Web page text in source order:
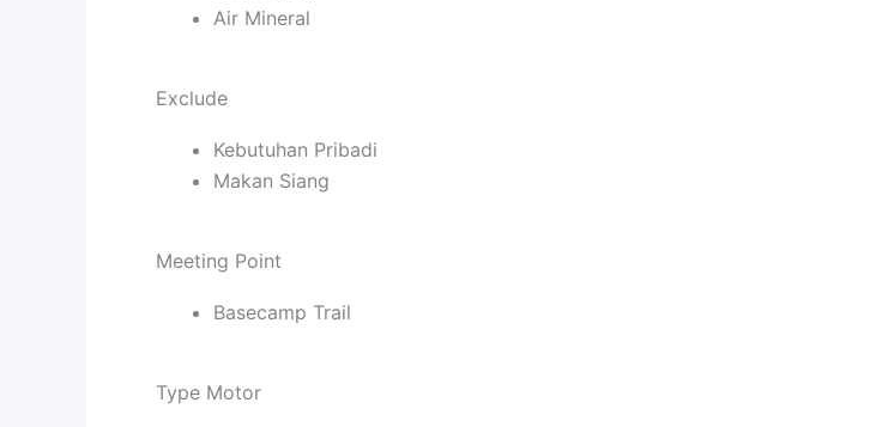
Air Mineral
Exclude
Kebutuhan Pribadi
Makan Siang
Meeting Point
Basecamp Trail
Type Motor